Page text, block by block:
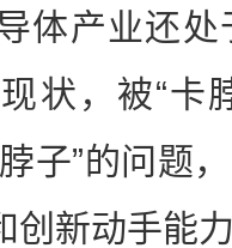
产业还处
状，被“卡
脖子”的问题
创新动手能